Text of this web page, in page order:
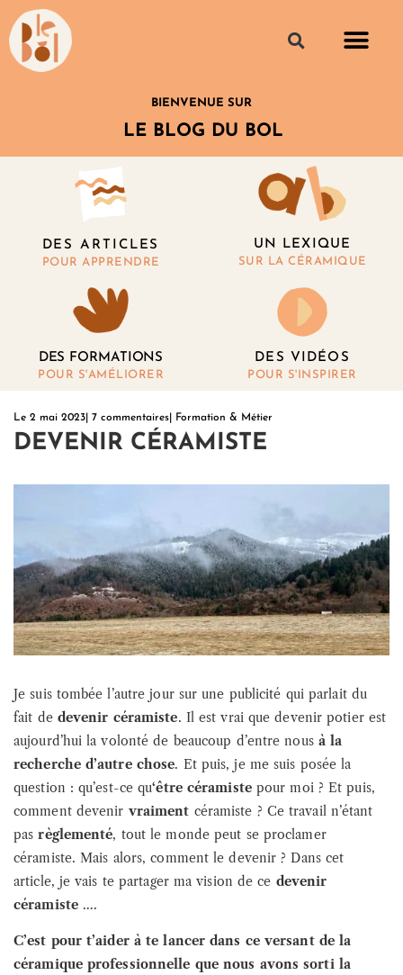
BIENVENUE SUR
LE BLOG DU BOL
DES ARTICLES
POUR APPRENDRE
UN LEXIQUE
SUR LA CÉRAMIQUE
DES FORMATIONS
POUR S'AMÉLIORER
DES VIDÉOS
POUR S'INSPIRER
Le 2 mai 2023 7 commentaires Formation & Métier
DEVENIR CÉRAMISTE
Je suis tombée l’autre jour sur une publicité qui parlait du
fait de devenir céramiste. Il est vrai que devenir potier est
aujourd’hui la volonté de beaucoup d’entre nous à la
recherche d’autre chose. Et puis, je me suis posée la
question : qu’est-ce qu‘être céramiste pour moi ? Et puis,
comment devenir vraiment céramiste ? Ce travail n’étant
pasrèglementé, tout le monde peut se proclamer
céramiste. Mais alors, comment le devenir ? Dans cet
article, je vais te partager ma vision de ce devenir
céramiste….
C’est pour t’aider à te lancer dans ce versant de la
céramique professionnelle que nous avons sorti la